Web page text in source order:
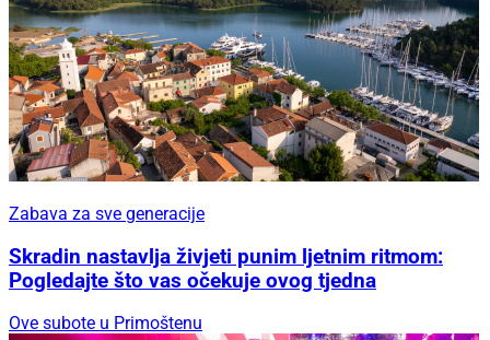
Zabava za sve generacije
Skradin nastavlja živjeti punim ljetnim ritmom:
Pogledajte što vas očekuje ovog tjedna
Ove subote u Primoštenu